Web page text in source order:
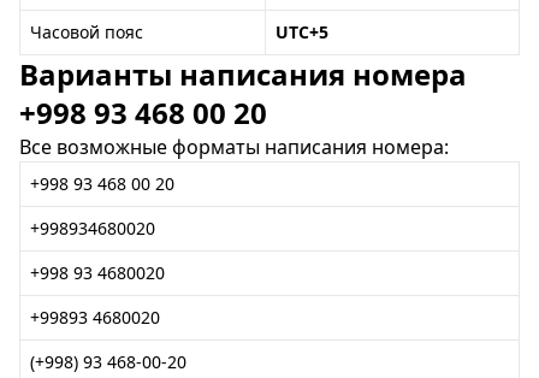
Часовой пояс
UTC+5
Варианты написания номера
+998 93 468 00 20
Все возможные форматы написания номера:
+998 93 468 00 20
+998934680020
+998 93 4680020
+99893 4680020
(+998) 93 468-00-20